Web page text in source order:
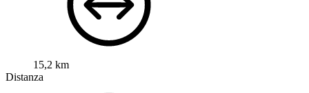
15,2 km
Distanza